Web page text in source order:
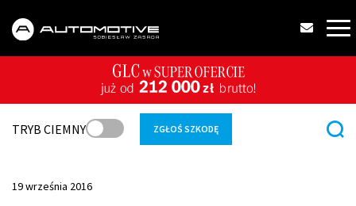
TRYB CIEMNY ZGŁOŚ SZKODĘ
19 września 2016